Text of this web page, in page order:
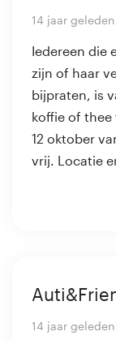
14 jaar geleden
Iedereen die
zijn of haar
bijpraten, is
koffie of
12 oktober
vrij. Locatie
14 jaar geleden